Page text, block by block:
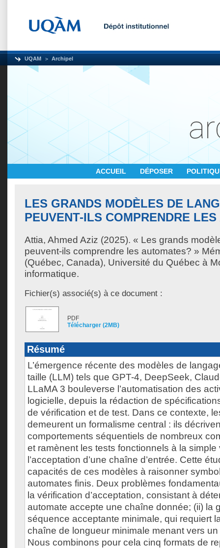
UQAM Archipel
ACCUEIL DÉPOSER
LES GRANDS MODÈLES DE
PEUVENT-ILS COMPRENDRE
Attia, Ahmed Aziz (2025). « Les grands
peuvent-ils comprendre les automates? »
(Québec, Canada), Université du Québec à
informatique.
Fichier(s) associé(s) à ce document :
PDF
Télécharger (2MB)
Résumé
L’émergence récente des modèles de
taille (LLM) tels que GPT-4, DeepSeek,
LLaMA 3 bouleverse l’automatisation des
logicielle, depuis la rédaction de
de vérification et de test. Dans ce contexte,
demeurent un formalisme central : ils
comportements séquentiels de nombreux
et ramènent les tests fonctionnels à la simple
l’acceptation d’une chaîne d’entrée. Cette
capacités de ces modèles à raisonner
automates finis. Deux problèmes
la vérification d’acceptation, consistant à
automate accepte une chaîne donnée; (ii) la
séquence acceptante minimale, qui requiert
chaîne de longueur minimale menant vers un
Nous combinons pour cela cinq formats de